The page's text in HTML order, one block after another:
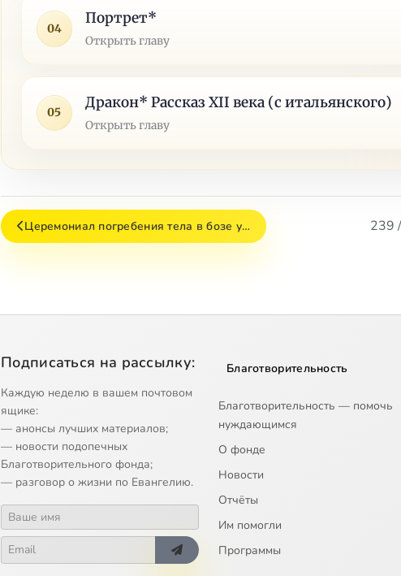
04
Портрет*
Открыть главу
05
Дракон* Рассказ XII века (с итальянского)
Открыть главу
Церемониал погребения тела в бозе у… 239
Подписаться на рассылку:
Каждую неделю в вашем почтовом
ящике:
— анонсы лучших материалов;
— новости подопечных
Благотворительного фонда;
— разговор о жизни по Евангелию.
Благотворительность
Благотворительность — помочь
нуждающимся
О фонде
Новости
Отчёты
Им помогли
Программы